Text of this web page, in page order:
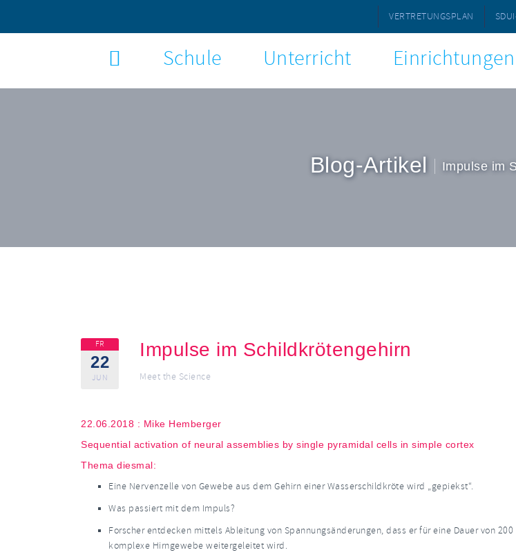
VERTRETUNGSPLAN
Schule Unterricht Einrichtungen
Blog-Artikel Impulse im
FR
22
JUN
Impulse im Schildkrötengehirn
Meet the Science
22.06.2018 : Mike Hemberger
Sequential activation of neural assemblies by single pyramidal cells in simple cortex
Thema diesmal:
Eine Nervenzelle von Gewebe aus dem Gehirn einer Wasserschildkröte wird „gepiekst“.
Was passiert mit dem Impuls?
Forscher entdecken mittels Ableitung von Spannungsänderungen, dass er für eine Dauer von
komplexe Hirngewebe weitergeleitet wird.